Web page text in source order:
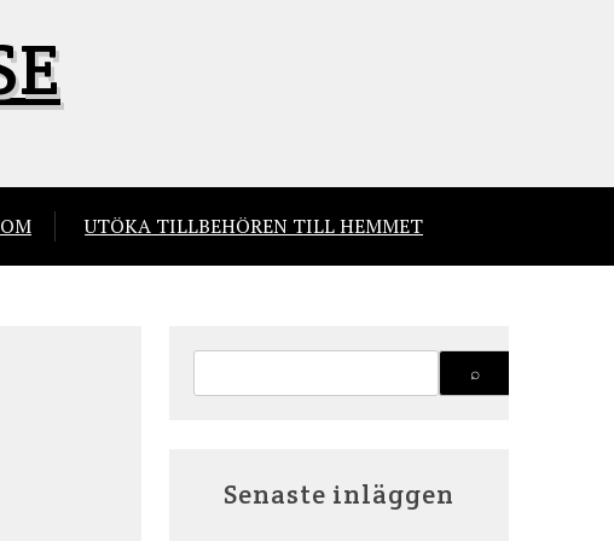
UTÖKA TILLBEHÖREN TILL HEMMET
Senaste inläggen